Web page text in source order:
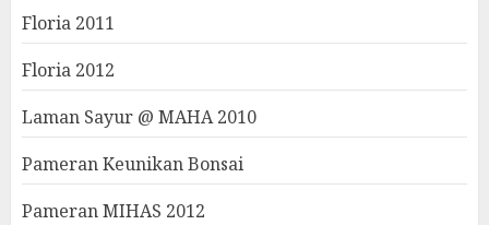
Floria 2011
Floria 2012
Laman Sayur @ MAHA 2010
Pameran Keunikan Bonsai
Pameran MIHAS 2012